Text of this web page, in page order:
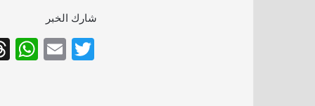
شارك الخبر
T
E
W